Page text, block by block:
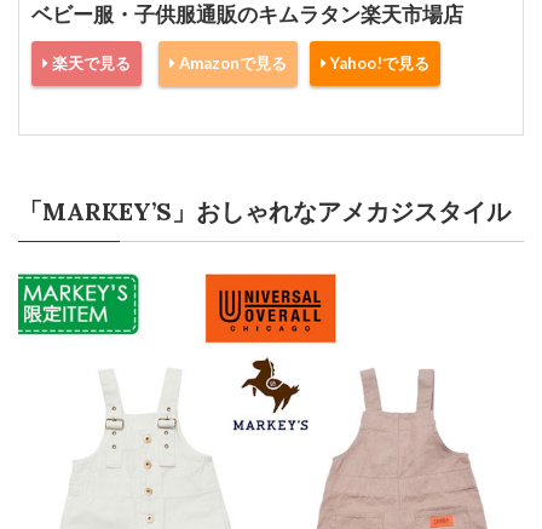
ベビー服・子供服通販のキムラタン楽天市場店
楽天で見る Amazonで見る Yahoo!で見る
「MARKEY’S」おしゃれなアメカジスタイル